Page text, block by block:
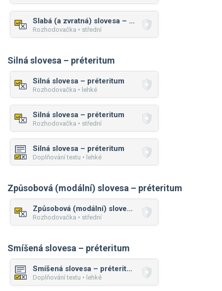
Slabá (a zvratná) slovesa – préteritum
Rozhodovačka • střední
Silná slovesa – préteritum
Silná slovesa – préteritum
Rozhodovačka • lehké
Silná slovesa – préteritum
Rozhodovačka • střední
Silná slovesa – préteritum
Doplňování textu • lehké
Způsobová (modální) slovesa – préteritum
Způsobová (modální) slovesa – préteritum
Rozhodovačka • střední
Smíšená slovesa – préteritum
Smíšená slovesa – préteritum
Doplňování textu • lehké